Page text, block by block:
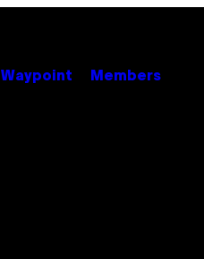
Waypoint Members